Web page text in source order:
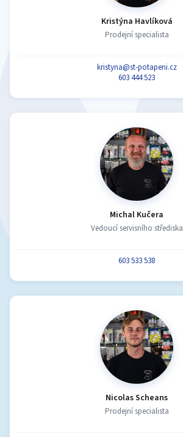
Kristýna Havlíková
Prodejní specialista
kristyna@st-potapeni.cz
603 444 523
Michal Kučera
Vedoucí servisního střediska
603 533 538
Nicolas Scheans
Prodejní specialista